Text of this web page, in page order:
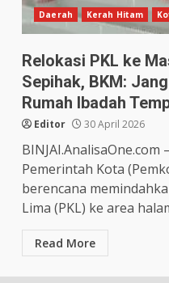
Daerah Kerah Hitam
Relokasi PKL ke
Sepihak, BKM:
Rumah Ibadah
Editor 30 April 2026
BINJAI.AnalisaOne.com
Pemerintah Kota
berencana
Lima (PKL) ke area
Read More